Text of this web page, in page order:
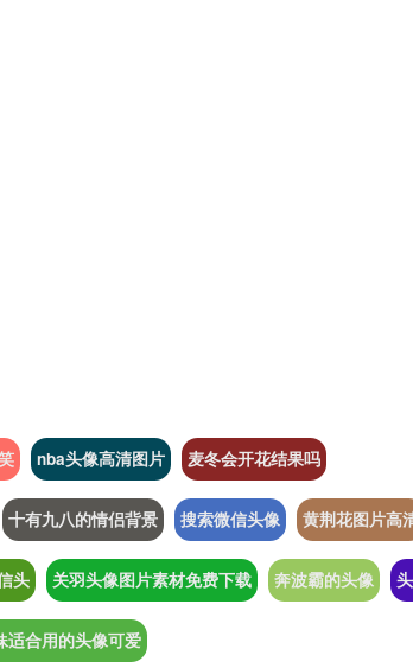
nba头像高清图片 麦冬会开花结果吗
十有九八的情侣背景 搜索微信头像 黄荆花图片高
头 关羽头像图片素材免费下载 奔波霸的头像
适合用的头像可爱